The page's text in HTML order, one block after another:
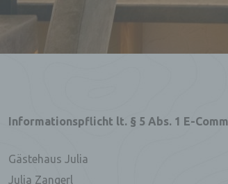
Informationspflicht lt. § 5 Abs. 1 E-
Gästehaus Julia
Julia Zangerl